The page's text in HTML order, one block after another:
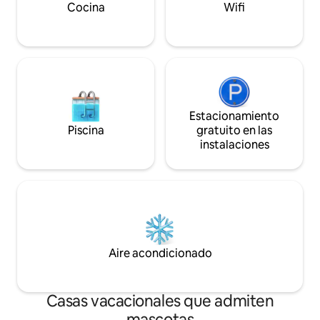
Cocina Wifi
Piscina
Estacionamiento
gratuito en las
instalaciones
Aire acondicionado
Casas vacacionales que admiten